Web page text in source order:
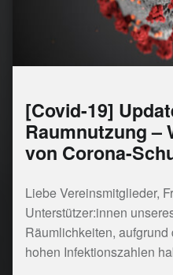
[Covid-19]
Raumnutzung –
von Corona-
Liebe Vereinsmitglieder,
Unterstützer:innen
Räumlichkeiten,
hohen Infektionszahlen